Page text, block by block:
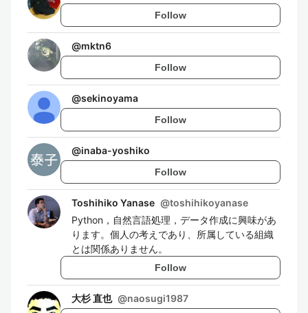
Follow
@mktn6
Follow
@sekinoyama
Follow
@inaba-yoshiko
Follow
Toshihiko Yanase @toshihikoyanase
Python，自然言語処理，データ作成に興味があ
ります。個人の考えであり、所属している組織
とは関係ありません。
Follow
大杉 直也 @naosugi1987